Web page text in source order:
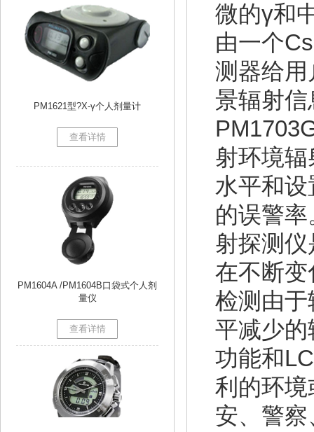
查看详情
量仪
查看详情
微的γ和
由一个
测器给
景辐射
射环境
水平和
的误警率
射探测
在不断
检测由
平减少
功能和
利的环
安、警